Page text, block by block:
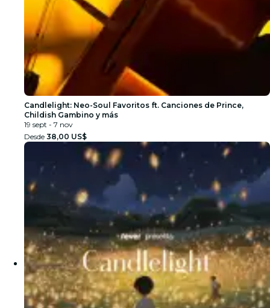
Candlelight: Neo-Soul Favoritos ft. Canciones de Prince,
Childish Gambino y más
19 sept - 7 nov
Desde 38,00 US$